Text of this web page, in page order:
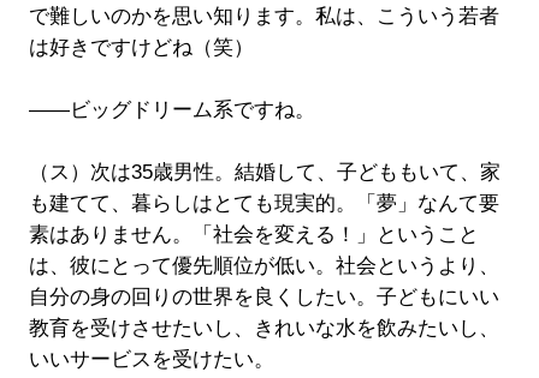
で難しいのかを思い知ります。私は、こういう若者
は好きですけどね（笑）
――ビッグドリーム系ですね。
（ス）次は35歳男性。結婚して、子どももいて、家
も建てて、暮らしはとても現実的。「夢」なんて要
素はありません。「社会を変える！」ということ
は、彼にとって優先順位が低い。社会というより、
自分の身の回りの世界を良くしたい。子どもにいい
教育を受けさせたいし、きれいな水を飲みたいし、
いいサービスを受けたい。